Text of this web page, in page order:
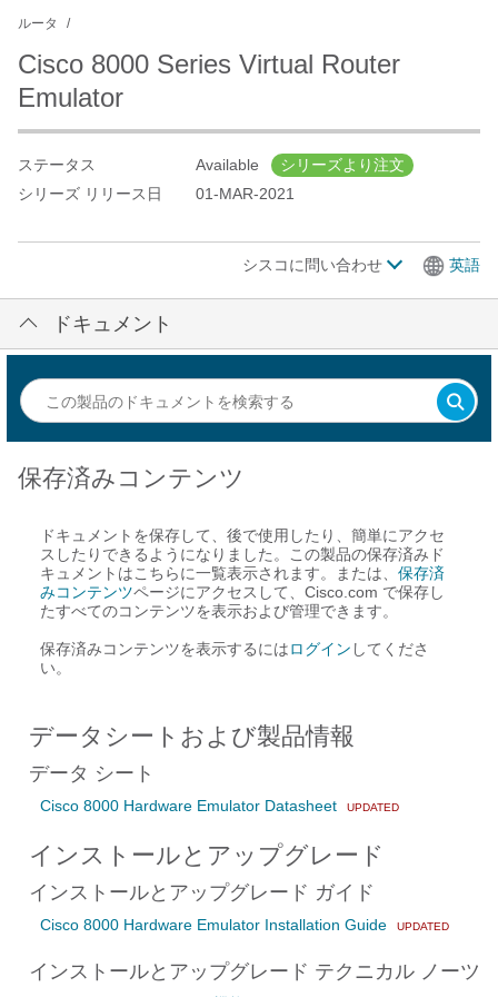
ルータ
Cisco 8000 Series Virtual Router
Emulator
ステータス Available
シリーズより注文
シリーズ リリース日
01-MAR-2021
シスコに問い合わせ 英語
ドキュメント
保存済みコンテンツ
ドキュメントを保存して、後で使用したり、簡単にアクセ
スしたりできるようになりました。この製品の保存済みド
キュメントはこちらに一覧表示されます。または、 保存済
みコンテンツページにアクセスして、Cisco.com で保存し
たすべてのコンテンツを表示および管理できます。
保存済みコンテンツを表示するにはログイン してくださ
い。
データシートおよび製品情報
データ シート
Cisco 8000 Hardware Emulator Datasheet UPDATED
インストールとアップグレード
インストールとアップグレード ガイド
Cisco 8000 Hardware Emulator Installation Guide UPDATED
インストールとアップグレード テクニカル ノーツ